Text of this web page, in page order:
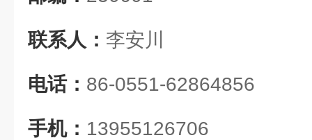
联系人： 李安川
电话： 86-0551-62864856
手机： 13955126706